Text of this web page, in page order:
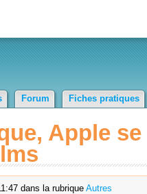
Forum Fiches pratiques
Apple
dans la rubrique Autres